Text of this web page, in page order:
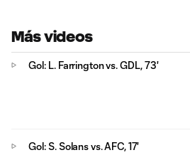
Más videos
Gol: L. Farrington vs. GDL, 73'
Gol: S. Solans vs. AFC, 17'